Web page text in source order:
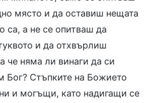
място и да оставиш нещата
са, а не се опитваш да
и да отхвърлиш
че няма ли винаги да си
Бог? Стъпките на Божието
и могъщи, като надигащи се